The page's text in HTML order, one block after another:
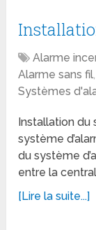
Alarme
Alarme sans fil
Systèmes
Installation du
système
du système
entre la
[Lire la suite...]